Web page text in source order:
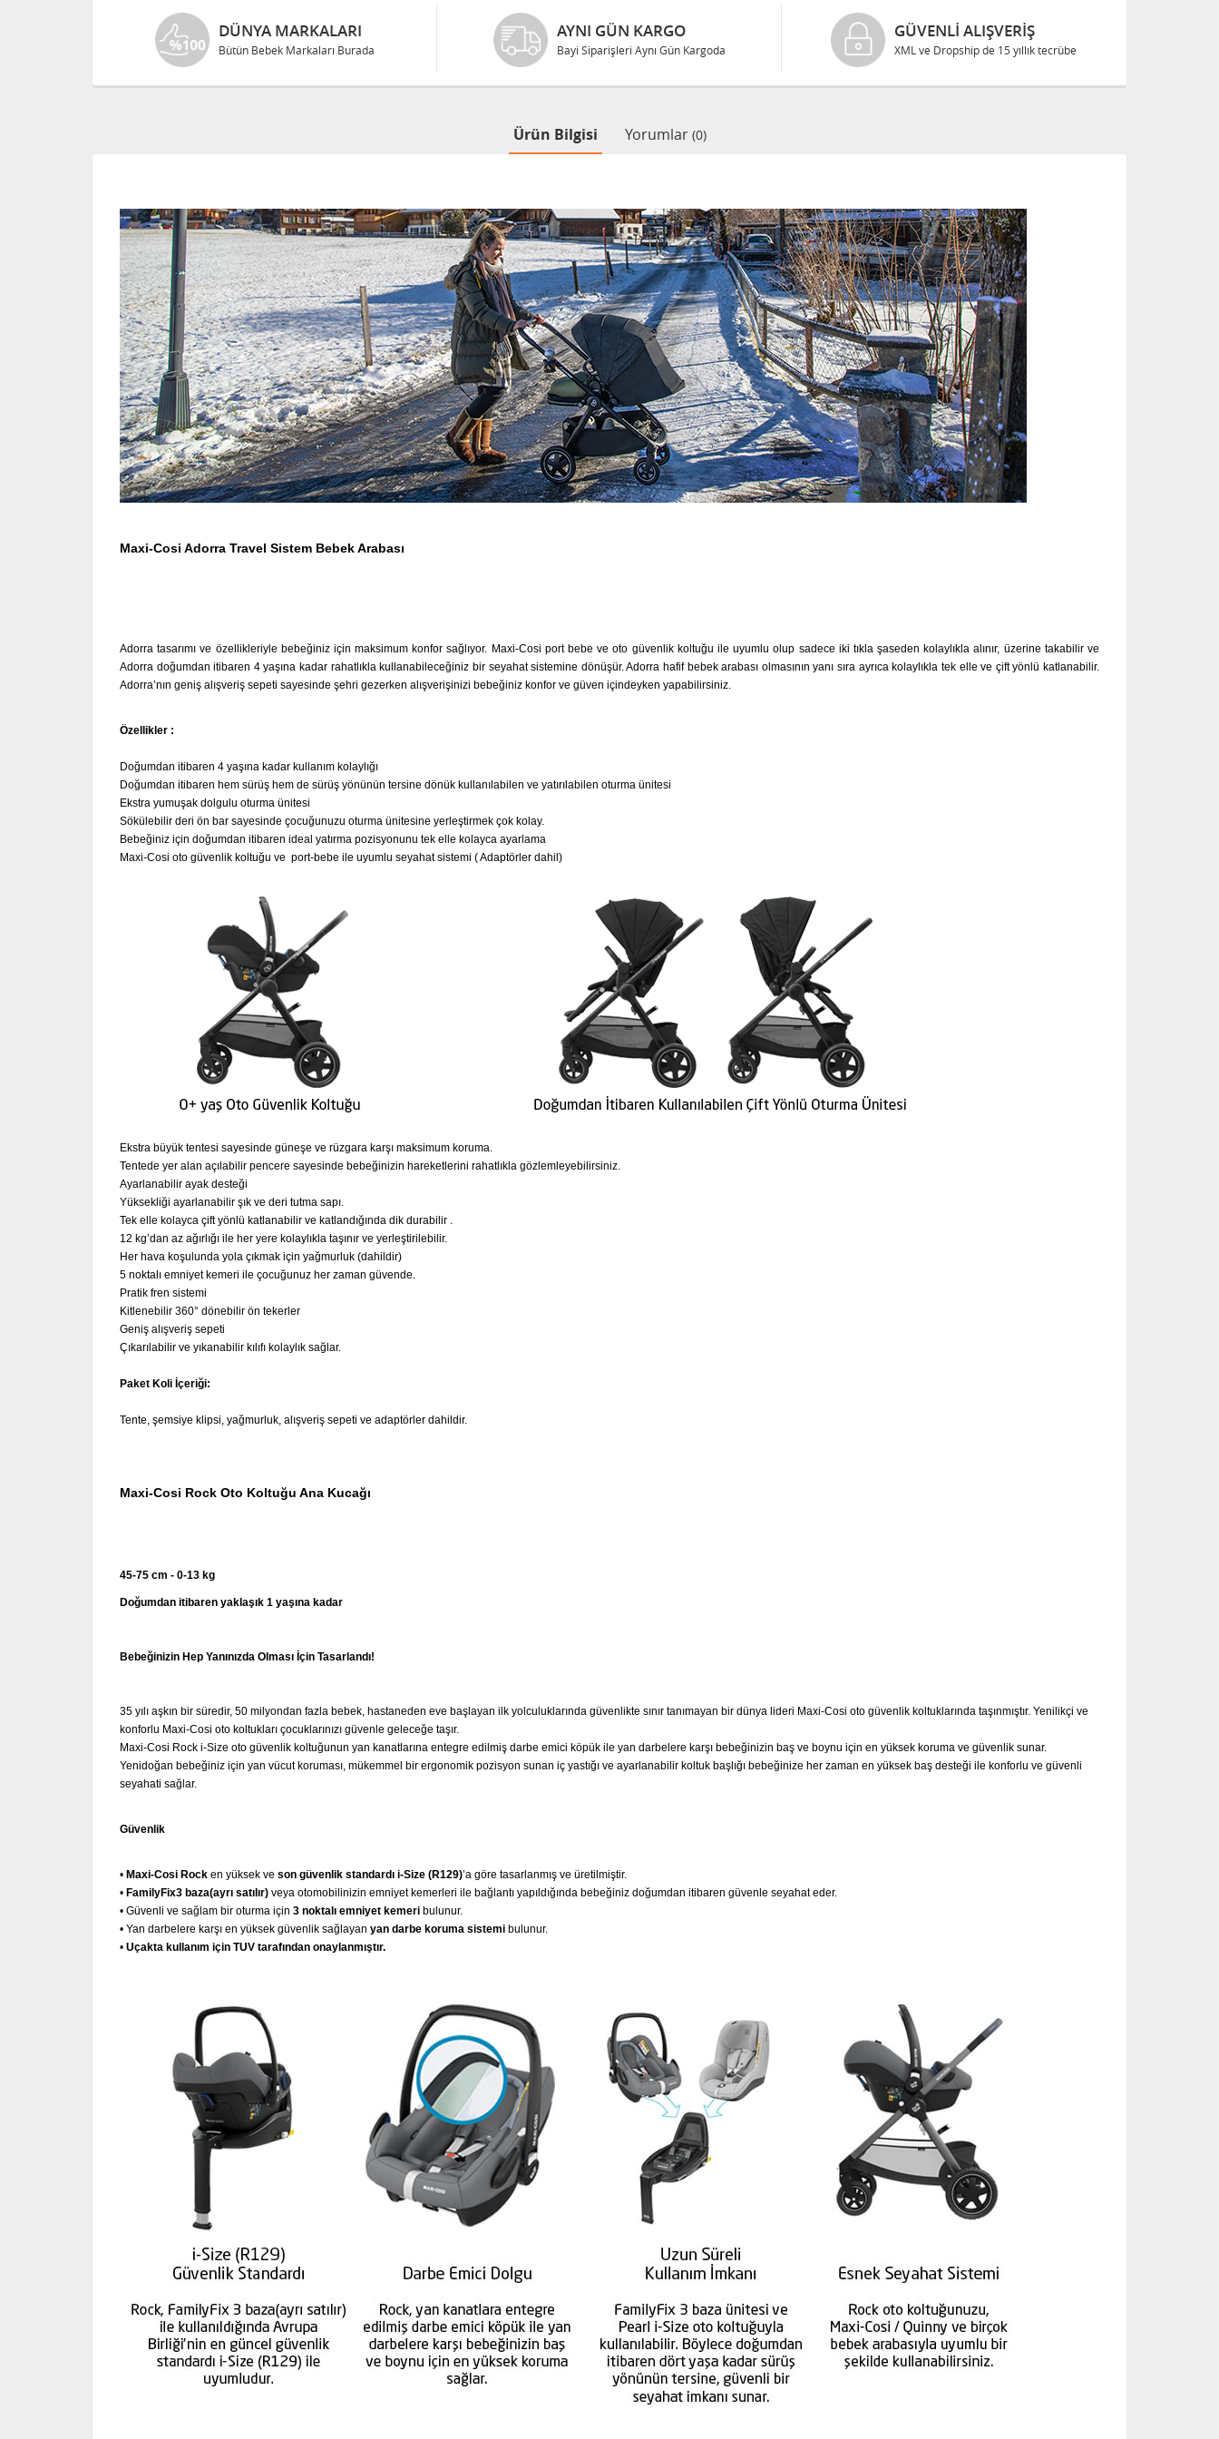
DÜNYA MARKALARI
Bütün Bebek Markaları Burada
AYNI GÜN KARGO
Bayi Siparişleri Aynı Gün Kargoda
GÜVENLI ALIŞVERIŞ
XML ve Dropship de 15 yıllık tecrübe
Ürün Bilgisi Yorumlar (0)
Maxi-Cosi Adorra Travel Sistem Bebek Arabası
Adorra tasarımı ve özellikleriyle bebeğiniz için maksimum konfor sağlıyor. Maxi-Cosi port bebe ve oto güvenlik koltuğu ile uyumlu olup sadece iki tıkla şaseden kolaylıkla alınır, üzerine takabilir ve
Adorra doğumdan itibaren 4 yaşına kadar rahatlıkla kullanabileceğiniz bir seyahat sistemine dönüşür. Adorra hafif bebek arabası olmasının yanı sıra ayrıca kolaylıkla tek elle ve çift yönlü katlanabilir.
Adorra’nın geniş alışveriş sepeti sayesinde şehri gezerken alışverişinizi bebeğiniz konfor ve güven içindeyken yapabilirsiniz.
Özellikler :
Doğumdan itibaren 4 yaşına kadar kullanım kolaylığı
Doğumdan itibaren hem sürüş hem de sürüş yönünün tersine dönük kullanılabilen ve yatırılabilen oturma ünitesi
Ekstra yumuşak dolgulu oturma ünitesi
Sökülebilir deri ön bar sayesinde çocuğunuzu oturma ünitesine yerleştirmek çok kolay.
Bebeğiniz için doğumdan itibaren ideal yatırma pozisyonunu tek elle kolayca ayarlama
Maxi-Cosi oto güvenlik koltuğu ve port-bebe ile uyumlu seyahat sistemi ( Adaptörler dahil)
Ekstra büyük tentesi sayesinde güneşe ve rüzgara karşı maksimum koruma.
Tentede yer alan açılabilir pencere sayesinde bebeğinizin hareketlerini rahatlıkla gözlemleyebilirsiniz.
Ayarlanabilir ayak desteği
Yüksekliği ayarlanabilir şık ve deri tutma sapı.
Tek elle kolayca çift yönlü katlanabilir ve katlandığında dik durabilir .
12 kg’dan az ağırlığı ile her yere kolaylıkla taşınır ve yerleştirilebilir.
Her hava koşulunda yola çıkmak için yağmurluk (dahildir)
5 noktalı emniyet kemeri ile çocuğunuz her zaman güvende.
Pratik fren sistemi
Kitlenebilir 360° dönebilir ön tekerler
Geniş alışveriş sepeti
Çıkarılabilir ve yıkanabilir kılıfı kolaylık sağlar.
Paket Koli İçeriği:
Tente, şemsiye klipsi, yağmurluk, alışveriş sepeti ve adaptörler dahildir.
Maxi-Cosi Rock Oto Koltuğu Ana Kucağı
45-75 cm - 0-13 kg
Doğumdan itibaren yaklaşık 1 yaşına kadar
Bebeğinizin Hep Yanınızda Olması İçin Tasarlandı!
35 yılı aşkın bir süredir, 50 milyondan fazla bebek, hastaneden eve başlayan ilk yolculuklarında güvenlikte sınır tanımayan bir dünya lideri Maxi-Cosi oto güvenlik koltuklarında taşınmıştır. Yenilikçi ve
konforlu Maxi-Cosi oto koltukları çocuklarınızı güvenle geleceğe taşır.
Maxi-Cosi Rock i-Size oto güvenlik koltuğunun yan kanatlarına entegre edilmiş darbe emici köpük ile yan darbelere karşı bebeğinizin baş ve boynu için en yüksek koruma ve güvenlik sunar.
Yenidoğan bebeğiniz için yan vücut koruması, mükemmel bir ergonomik pozisyon sunan iç yastığı ve ayarlanabilir koltuk başlığı bebeğinize her zaman en yüksek baş desteği ile konforlu ve güvenli
seyahati sağlar.
Güvenlik
• Maxi-Cosi Rock en yüksek ve son güvenlik standardı i-Size (R129)’a göre tasarlanmış ve üretilmiştir.
• FamilyFix3 baza(ayrı satılır) veya otomobilinizin emniyet kemerleri ile bağlantı yapıldığında bebeğiniz doğumdan itibaren güvenle seyahat eder.
• Güvenli ve sağlam bir oturma için 3 noktalı emniyet kemeri bulunur.
• Yan darbelere karşı en yüksek güvenlik sağlayan yan darbe koruma sistemi bulunur.
• Uçakta kullanım için TUV tarafından onaylanmıştır.